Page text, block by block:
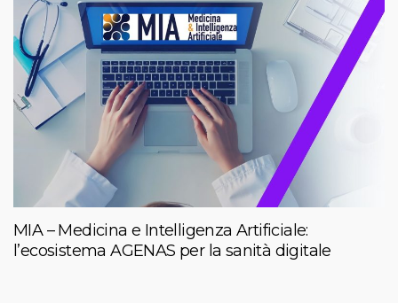
MIA – Medicina e Intelligenza Artificiale:
l’ecosistema AGENAS per la sanità digitale